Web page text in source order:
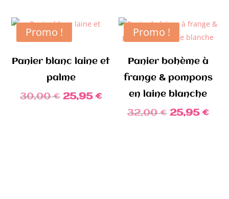
était :
45,00 €.
est
Promo !
Panier blanc laine et
palme
30,00€ Le
25,95 €Le
Promo !
Panier bohème à
frange & pompons
en laine blanche
32,00€ Le
25,95 €Le